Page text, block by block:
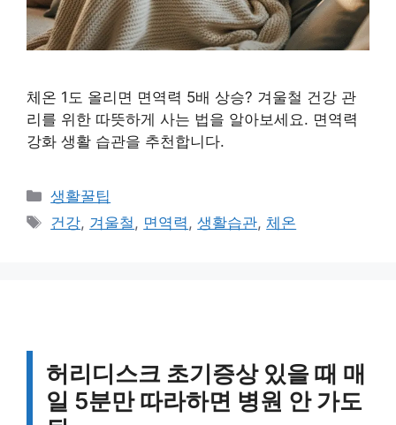
체온 1도 올리면 면역력 5배 상승? 겨울철 건강 관
리를 위한 따뜻하게 사는 법을 알아보세요. 면역력
강화 생활 습관을 추천합니다.
카
테
생활꿀팁
태
건강, 겨울철 , 면역력 ,생활습관, 체온
허리디스크 초기증상 있을 때 매
일 5분만 따라하면 병원 안 가도